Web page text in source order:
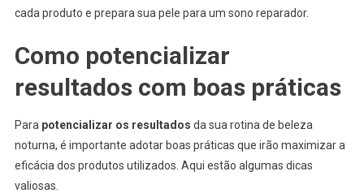
cada produto e prepara sua pele para um sono reparador.
Como potencializar
resultados com boas práticas
Para potencializar os resultados da sua rotina de beleza
noturna, é importante adotar boas práticas que irão maximizar a
eficácia dos produtos utilizados. Aqui estão algumas dicas
valiosas.